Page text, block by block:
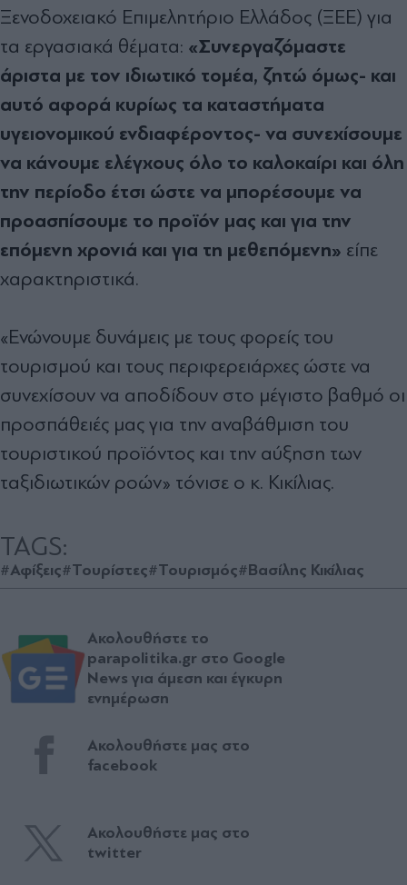
Ξενοδοχειακό Επιμελητήριο Ελλάδος (ΞΕΕ) για
τα εργασιακά θέματα: «Συνεργαζόμαστε
άριστα με τον ιδιωτικό τομέα, ζητώ όμως- και
αυτό αφορά κυρίως τα καταστήματα
υγειονομικού ενδιαφέροντος- να συνεχίσουμε
να κάνουμε ελέγχους όλο το καλοκαίρι και όλη
την περίοδο έτσι ώστε να μπορέσουμε να
προασπίσουμε το προϊόν μας και για την
επόμενη χρονιά και για τη μεθεπόμενη» είπε
χαρακτηριστικά.
«Ενώνουμε δυνάμεις με τους φορείς του
τουρισμού και τους περιφερειάρχες ώστε να
συνεχίσουν να αποδίδουν στο μέγιστο βαθμό οι
προσπάθειές μας για την αναβάθμιση του
τουριστικού προϊόντος και την αύξηση των
ταξιδιωτικών ροών» τόνισε ο κ. Κικίλιας.
TAGS:
#Αφίξεις#Τουρίστες#Τουρισμός#Βασίλης Κικίλιας
Ακολουθήστε το
parapolitika.gr στο Google
News για άμεση και έγκυρη
ενημέρωση
Ακολουθήστε μας στο
facebook
Ακολουθήστε μας στο
twitter